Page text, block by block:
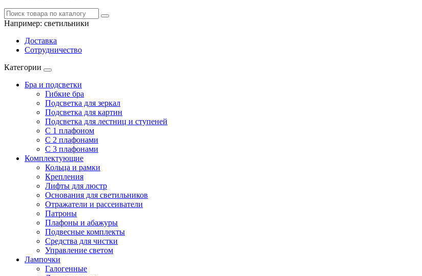
Например: светильники
Доставка
Сотрудничество
Категории
Бра и подсветки
Гибкие бра
Подсветка для зеркал
Подсветка для картин
Подсветка для лестниц и ступеней
С 1 плафоном
С 2 плафонами
С 3 плафонами
Комплектующие
Кольца и рамки
Крепления
Лифты для люстр
Основания для светильников
Отражатели и рассеиватели
Патроны
Плафоны и абажуры
Подвесные комплекты
Средства для чистки
Управление светом
Лампочки
Галогенные